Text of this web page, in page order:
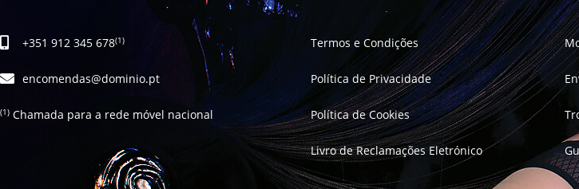
+351 912 345 678(1)
encomendas@dominio.pt
(1) Chamada para a rede móvel nacional
Termos e Condições
Política de Privacidade
Política de Cookies
Livro de Reclamações Eletrónico